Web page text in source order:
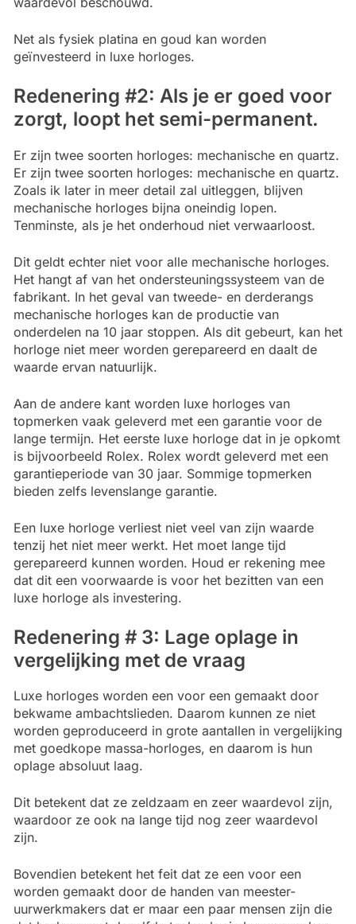
Net als fysiek platina en goud kan worden
geïnvesteerd in luxe horloges.
Redenering #2: Als je er goed voor
zorgt, loopt het semi-permanent.
Er zijn twee soorten horloges: mechanische en quartz.
Er zijn twee soorten horloges: mechanische en quartz.
Zoals ik later in meer detail zal uitleggen, blijven
mechanische horloges bijna oneindig lopen.
Tenminste, als je het onderhoud niet verwaarloost.
Dit geldt echter niet voor alle mechanische horloges.
Het hangt af van het ondersteuningssysteem van de
fabrikant. In het geval van tweede- en derderangs
mechanische horloges kan de productie van
onderdelen na 10 jaar stoppen. Als dit gebeurt, kan het
horloge niet meer worden gerepareerd en daalt de
waarde ervan natuurlijk.
Aan de andere kant worden luxe horloges van
topmerken vaak geleverd met een garantie voor de
lange termijn. Het eerste luxe horloge dat in je opkomt
is bijvoorbeeld Rolex. Rolex wordt geleverd met een
garantieperiode van 30 jaar. Sommige topmerken
bieden zelfs levenslange garantie.
Een luxe horloge verliest niet veel van zijn waarde
tenzij het niet meer werkt. Het moet lange tijd
gerepareerd kunnen worden. Houd er rekening mee
dat dit een voorwaarde is voor het bezitten van een
luxe horloge als investering.
Redenering # 3: Lage oplage in
vergelijking met de vraag
Luxe horloges worden een voor een gemaakt door
bekwame ambachtslieden. Daarom kunnen ze niet
worden geproduceerd in grote aantallen in vergelijking
met goedkope massa-horloges, en daarom is hun
oplage absoluut laag.
Dit betekent dat ze zeldzaam en zeer waardevol zijn,
waardoor ze ook na lange tijd nog zeer waardevol
zijn.
Bovendien betekent het feit dat ze een voor een
worden gemaakt door de handen van meester-
uurwerkmakers dat er maar een paar mensen zijn die